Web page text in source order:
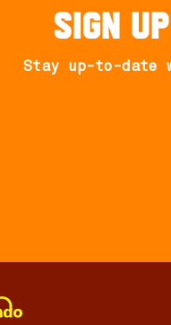
Sign
Stay up-to-date